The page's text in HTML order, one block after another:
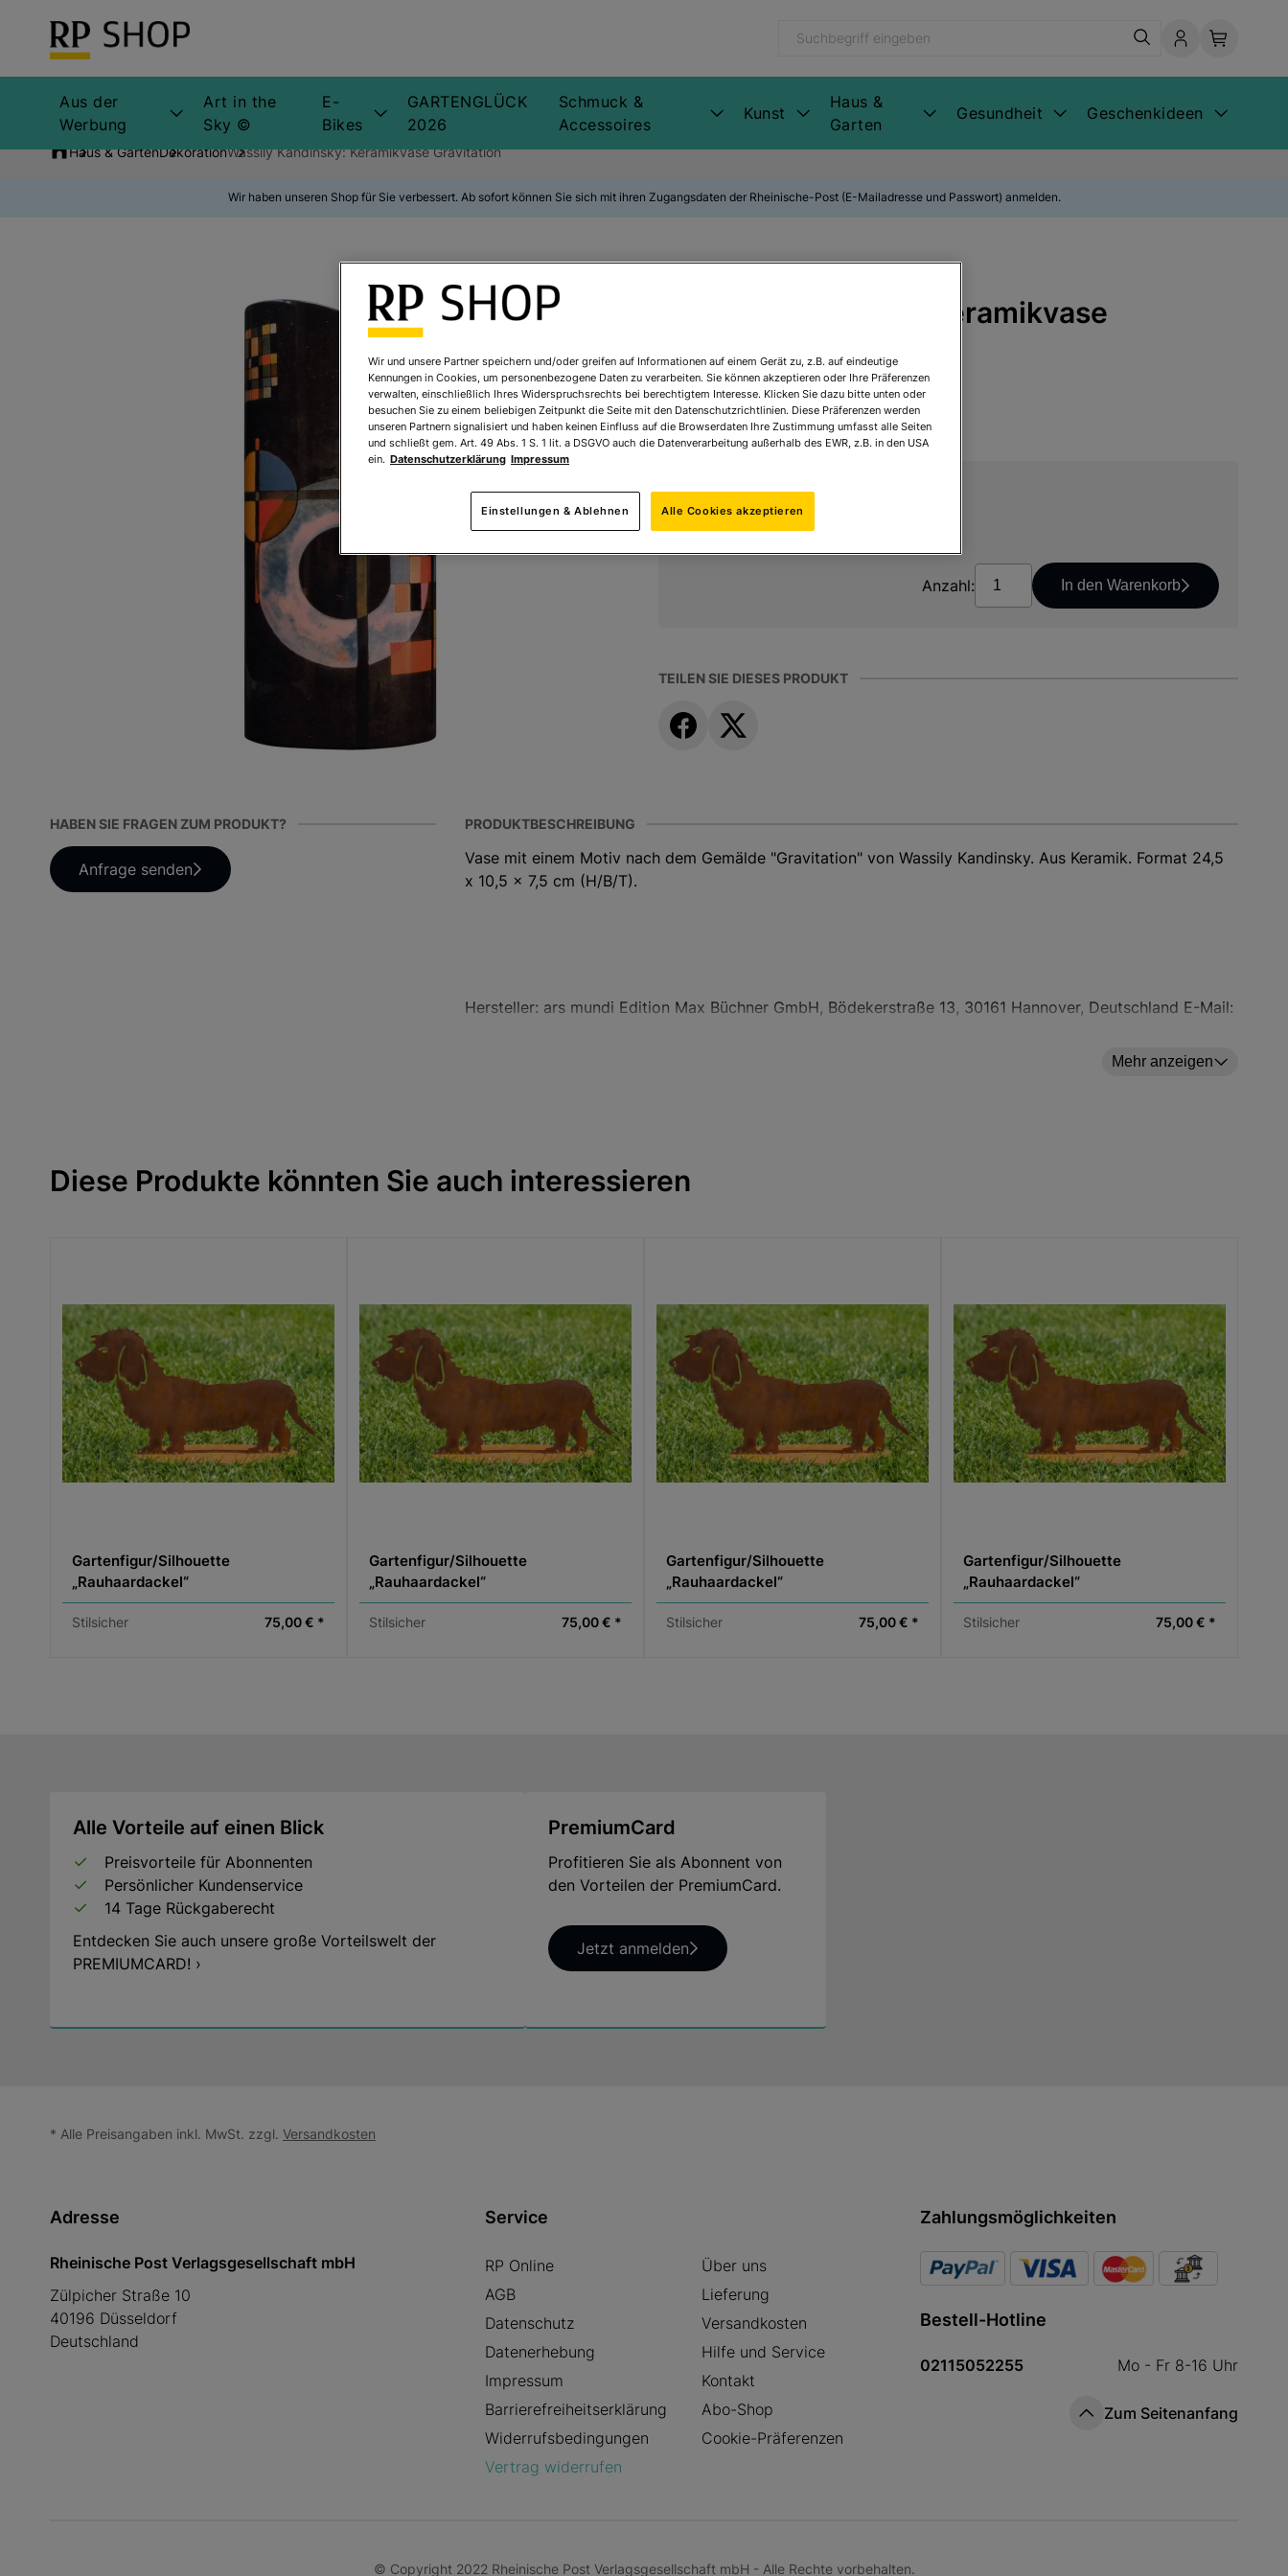
Aus der
Werbung
Art in the
Sky ©
E-
Bikes
GARTENGLÜCK
2026
Schmuck &
Accessoires
Kunst
Haus &
Garten
Gesundheit Geschenkideen
Haus & GartenDekorationWassily Kandinsky: Keramikvase Gravitation
Wir haben unseren Shop für Sie verbessert. Ab sofort können Sie sich mit ihren Zugangsdaten der Rheinische-Post (E-Mailadresse und Passwort) anmelden.
Wassily Kandinsky: Keramikvase
Gravitation
Art.Nr.: 912402
Sofort lieferbar
Ihr Preis:88,00 €
* inkl. MwSt. zzgl.
Anzahl: In den Warenkorb
TEILEN SIE DIESES PRODUKT
HABEN SIE FRAGEN ZUM PRODUKT?
Anfrage senden
PRODUKTBESCHREIBUNG
Vase mit einem Motiv nach dem Gemälde "Gravitation" von Wassily Kandinsky. Aus Keramik. Format 24,5
x 10,5 x 7,5 cm (H/B/T).
Hersteller: ars mundi Edition Max Büchner GmbH, Bödekerstraße 13, 30161 Hannover, Deutschland E-Mail:
Mehr anzeigen
Diese Produkte könnten Sie auch interessieren
Gartenfigur/Silhouette
„Rauhaardackel“
Stilsicher 75,00 € *
Gartenfigur/Silhouette
„Rauhaardackel“
Stilsicher 75,00 € *
Gartenfigur/Silhouette
„Rauhaardackel“
Stilsicher 75,00 € *
Gartenfigur/Silhouette
„Rauhaardackel“
Stilsicher 75,00 € *
Alle Vorteile auf einen Blick
Preisvorteile für Abonnenten
Persönlicher Kundenservice
14 Tage Rückgaberecht
Entdecken Sie auch unsere große Vorteilswelt der
PREMIUMCARD! ›
PremiumCard
Profitieren Sie als Abonnent von
den Vorteilen der PremiumCard.
Jetzt anmelden
* Alle Preisangaben inkl. MwSt. zzgl. Versandkosten
Adresse
Rheinische Post Verlagsgesellschaft mbH
Zülpicher Straße 10
40196 Düsseldorf
Deutschland
Service
RP Online
Über uns
AGB
Lieferung
Datenschutz
Versandkosten
Datenerhebung
Hilfe und Service
Impressum
Kontakt
Barrierefreiheitserklärung
Abo-Shop
Widerrufsbedingungen
Cookie-Präferenzen
Vertrag widerrufen
Zahlungsmöglichkeiten
Bestell-Hotline
02115052255 Mo - Fr 8-16 Uhr
Zum Seitenanfang
© Copyright 2022 Rheinische Post Verlagsgesellschaft mbH - Alle Rechte vorbehalten.
Wir und unsere Partner speichern und/oder greifen auf Informationen auf einem Gerät zu, z.B. auf eindeutige
Kennungen in Cookies, um personenbezogene Daten zu verarbeiten. Sie können akzeptieren oder Ihre Präferenzen
verwalten, einschließlich Ihres Widerspruchsrechts bei berechtigtem Interesse. Klicken Sie dazu bitte unten oder
besuchen Sie zu einem beliebigen Zeitpunkt die Seite mit den Datenschutzrichtlinien. Diese Präferenzen werden
unseren Partnern signalisiert und haben keinen Einfluss auf die Browserdaten Ihre Zustimmung umfasst alle Seiten
und schließt gem. Art. 49 Abs. 1 S. 1 lit. a DSGVO auch die Datenverarbeitung außerhalb des EWR, z.B. in den USA
ein. Datenschutzerklärung Impressum
Einstellungen & Ablehnen Alle Cookies akzeptieren